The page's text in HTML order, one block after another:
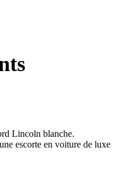
Lincoln blanche.
escorte en voiture de luxe